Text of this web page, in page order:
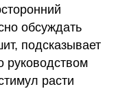
обсуждать
подсказывает
руководством
расти